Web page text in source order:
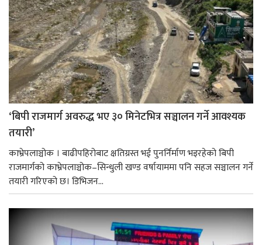
‘बिपी राजमार्ग अवरुद्ध भए ३० मिनेटभित्र सञ्चालन गर्ने आवश्यक
तयारी’
काभ्रेपलाञ्चोक । बाढीपहिरोबाट क्षतिग्रस्त भई पुनर्निर्माण भइरहेको बिपी
राजमार्गको काभ्रेपलाञ्चोक–सिन्धुली खण्ड वर्षायाममा पनि सहज सञ्चालन गर्ने
तयारी गरिएको छ। डिभिजन...